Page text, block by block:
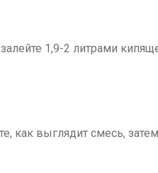
1,9-2 литрами
как выглядит смесь,